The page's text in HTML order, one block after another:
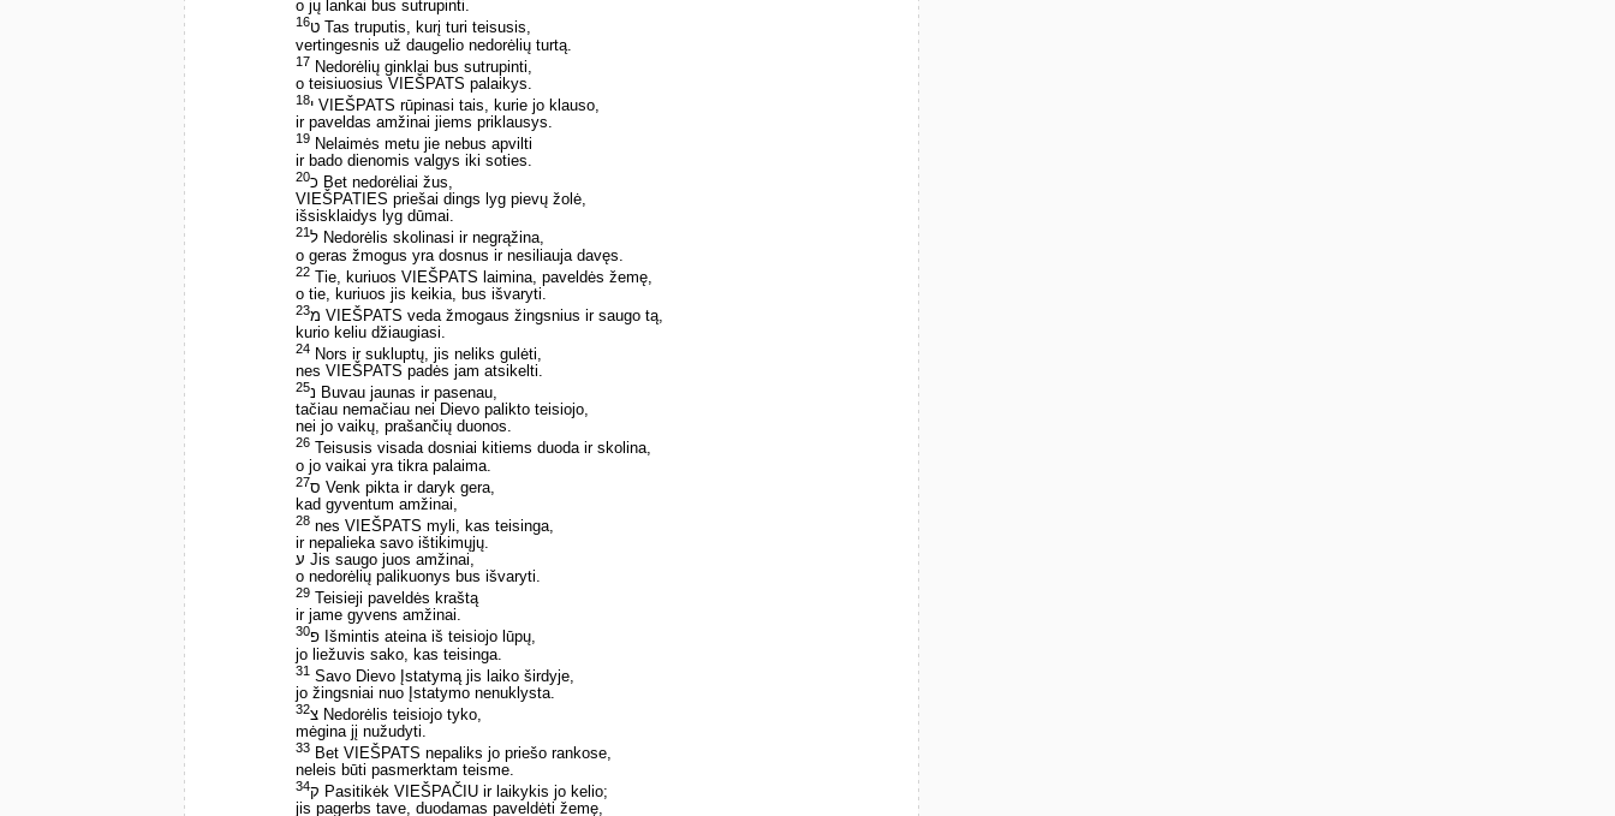
o jų lankai bus sutrupinti.
16
ט Tas truputis, kurį turi teisusis,
vertingesnis už daugelio nedorėlių turtą.
17 Nedorėlių ginklai bus sutrupinti,
o teisiuosius VIEŠPATS palaikys.
18 י VIEŠPATS rūpinasi tais, kurie jo klauso,
ir paveldas amžinai jiems priklausys.
19 Nelaimės metu jie nebus apvilti
ir bado dienomis valgys iki soties.
20
כ Bet nedorėliai žus,
VIEŠPATIES priešai dings lyg pievų žolė,
išsisklaidys lyg dūmai.
21
ל Nedorėlis skolinasi ir negrąžina,
o geras žmogus yra dosnus ir nesiliauja davęs.
22 Tie, kuriuos VIEŠPATS laimina, paveldės žemę,
o tie, kuriuos jis keikia, bus išvaryti.
23
מ VIEŠPATS veda žmogaus žingsnius ir saugo tą,
kurio keliu džiaugiasi.
24 Nors ir sukluptų, jis neliks gulėti,
nes VIEŠPATS padės jam atsikelti.
25
נ Buvau jaunas ir pasenau,
tačiau nemačiau nei Dievo palikto teisiojo,
nei jo vaikų, prašančių duonos.
26 Teisusis visada dosniai kitiems duoda ir skolina,
o jo vaikai yra tikra palaima.
27
ס Venk pikta ir daryk gera,
kad gyventum amžinai,
28 nes VIEŠPATS myli, kas teisinga,
ir nepalieka savo ištikimųjų.
ע Jis saugo juos amžinai,
o nedorėlių palikuonys bus išvaryti.
29 Teisieji paveldės kraštą
ir jame gyvens amžinai.
30
פ Išmintis ateina iš teisiojo lūpų,
jo liežuvis sako, kas teisinga.
31 Savo Dievo Įstatymą jis laiko širdyje,
jo žingsniai nuo Įstatymo nenuklysta.
32
צ Nedorėlis teisiojo tyko,
mėgina jį nužudyti.
33 Bet VIEŠPATS nepaliks jo priešo rankose,
neleis būti pasmerktam teisme.
34
ק Pasitikėk VIEŠPAČIU ir laikykis jo kelio;
jis pagerbs tave, duodamas paveldėti žemę,